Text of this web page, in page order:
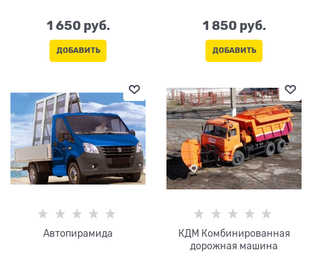
1 650 руб.
ДОБАВИТЬ
1 850 руб.
ДОБАВИТЬ
Автопирамида
КДМ Комбинированная
дорожная машина